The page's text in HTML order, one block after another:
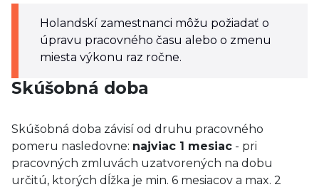
Holandskí zamestnanci môžu požiadať o
úpravu pracovného času alebo o zmenu
miesta výkonu raz ročne.
Skúšobná doba
Skúšobná doba závisí od druhu pracovného
pomeru nasledovne: najviac 1 mesiac - pri
pracovných zmluvách uzatvorených na dobu
určitú, ktorých dĺžka je min. 6 mesiacov a max. 2